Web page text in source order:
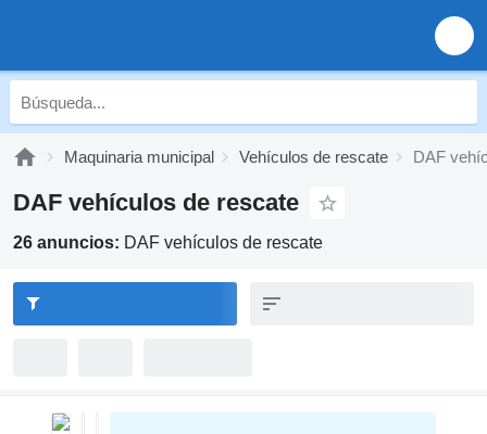
Maquinaria municipal Vehículos de rescate DAF
DAF vehículos de rescate
26 anuncios: DAF vehículos de rescate